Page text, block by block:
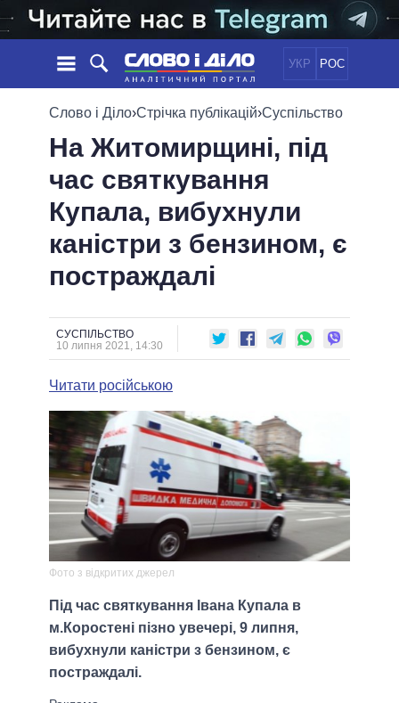
УКР РОС
НОВИНИ
СТРІЧКА
ПОДІЇ
СТАТТІ
ДУМКИ
ОГЛЯДИ
ДАЙДЖЕСТИ
ПОЛІТИКА
ЕКОНОМІКА
СУСПІЛЬСТВО
СВІТ
ОБIЦЯНКИ
ПОЛIТИКИ
УСІ ПОЛІТИКИ
ПРЕЗИДЕНТ І ОФІС
ВЕРХОВНА РАДА
ГОЛОВИ ОБЛАДМІНІСТРАЦІЙ
МЕРИ МІСТ
ВСІ ПЕРСОНИ
ІНФОГРАФІКА
ВІДЕО
ПОРІВНЯННЯ ПОЛІТИКІВ
Слово і Діло›Стрічка публікацій›Суспільство
На Житомирщині, під
час святкування
Купала, вибухнули
каністри з бензином, є
постраждалі
СУСПІЛЬСТВО
10 липня 2021, 14:30
Читати російською
Фото з відкритих джерел
Під час святкування Івана Купала в
м.Коростені пізно увечері, 9 липня,
вибухнули каністри з бензином, є
постраждалі.